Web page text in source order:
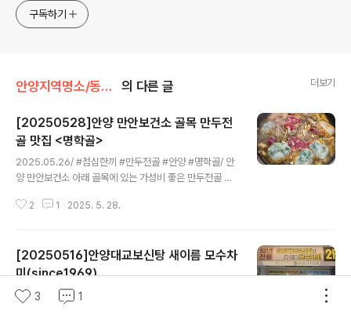
구독하기
안양지역명소/동네맛집 의 다른 글 더보기
[20250528]안양 만안보건소 골목 만두전
골 맛집 <명학골>
2025.05.26/ #점심한끼 #만두전골 #안양 #명학골/ 안
양 만안보건소 아래 골목에 있는 가성비 좋은 만두전골 맛
하는 명학골.방송에도 몇번씩이나 나온 만두전골 맛집으
+칼국수, 알밥이 순서대로 나오며 그야말로 푸짐하다.만두
전골에는 만두에 숙주나물, 느타리버섯, 그리고 부추도 있
고, 2인분을 기준으로 만두전골 안에 만두는 고기만두 두
개, 김치만두 두 개 들어있다. 육수는 약간 붉은색이지만 생
2 1 2025. 5. 28.
[20250516]안양대교보신탕 새이름 모수차
미(since1969)
2025.05.15/ #보신 #안양 #노포 #대교보신탕 #모수차
3 1